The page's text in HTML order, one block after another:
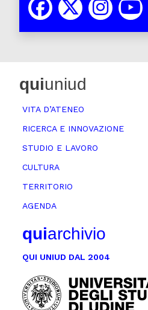
quiuniud
VITA D’ATENEO
RICERCA E INNOVAZIONE
STUDIO E LAVORO
CULTURA
TERRITORIO
AGENDA
quiarchivio
QUI UNIUD DAL 2004